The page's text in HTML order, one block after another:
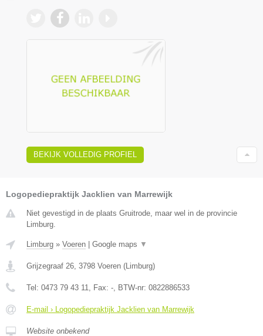
BEKIJK VOLLEDIG PROFIEL
Logopediepraktijk Jacklien van Marrewijk
Niet gevestigd in de plaats Gruitrode, maar wel in de provincie
Limburg.
Limburg » Voeren Google maps ▼
Grijzegraaf 26 3798 Voeren ( Limburg)
Tel: 0473 79 43 11 , Fax: - , BTW-nr: 0822886533
E-mail › Logopediepraktijk Jacklien van Marrewijk
Website onbekend